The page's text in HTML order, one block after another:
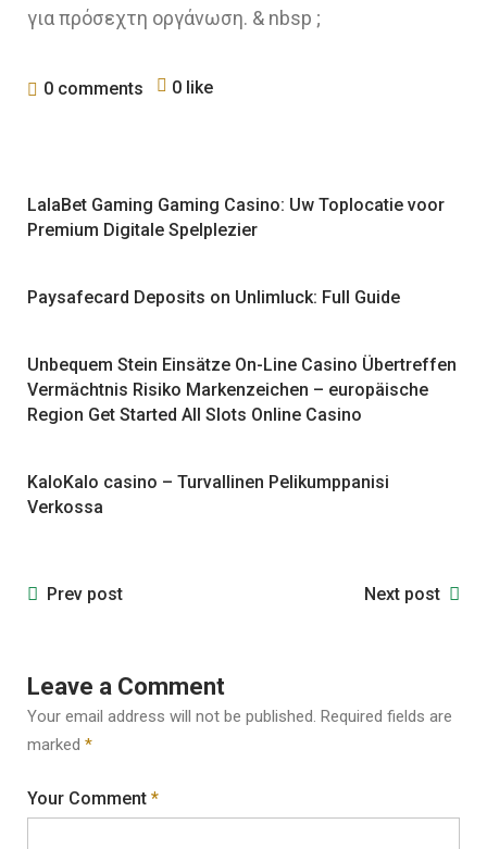
για πρόσεχτη οργάνωση. & nbsp ;
0 comments 0 like
LalaBet Gaming Gaming Casino: Uw Toplocatie voor
Premium Digitale Spelplezier
Paysafecard Deposits on Unlimluck: Full Guide
Unbequem Stein Einsätze On-Line Casino Übertreffen
Vermächtnis Risiko Markenzeichen – europäische
Region Get Started All Slots Online Casino
KaloKalo casino – Turvallinen Pelikumppanisi
Verkossa
Prev post Next post
Leave a Comment
Your email address will not be published. Required fields are
marked *
Your Comment *